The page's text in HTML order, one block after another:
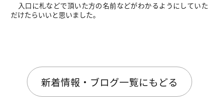
入口に札などで頂いた方の名前などがわかるようにしていた
だけたらいいと思いました。
新着情報・ブログ一覧にもどる